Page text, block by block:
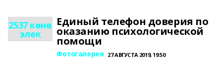
2537 көнө
элек
Единый телефон доверия по
оказанию психологической
помощи
Фотогалерея 27 АВГУСТА 2019, 19:50